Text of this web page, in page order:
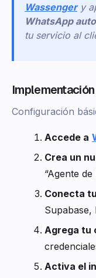
Wassenger y
WhatsApp
tu servicio al
Configuración
Accede a
Crea un
“Agente
Conecta
Supabase,
Agrega tu
Activa el